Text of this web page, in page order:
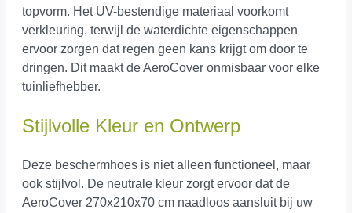
topvorm. Het UV-bestendige materiaal voorkomt
verkleuring, terwijl de waterdichte eigenschappen
ervoor zorgen dat regen geen kans krijgt om door te
dringen. Dit maakt de AeroCover onmisbaar voor elke
tuinliefhebber.
Stijlvolle Kleur en Ontwerp
Deze beschermhoes is niet alleen functioneel, maar
ook stijlvol. De neutrale kleur zorgt ervoor dat de
AeroCover 270x210x70 cm naadloos aansluit bij uw